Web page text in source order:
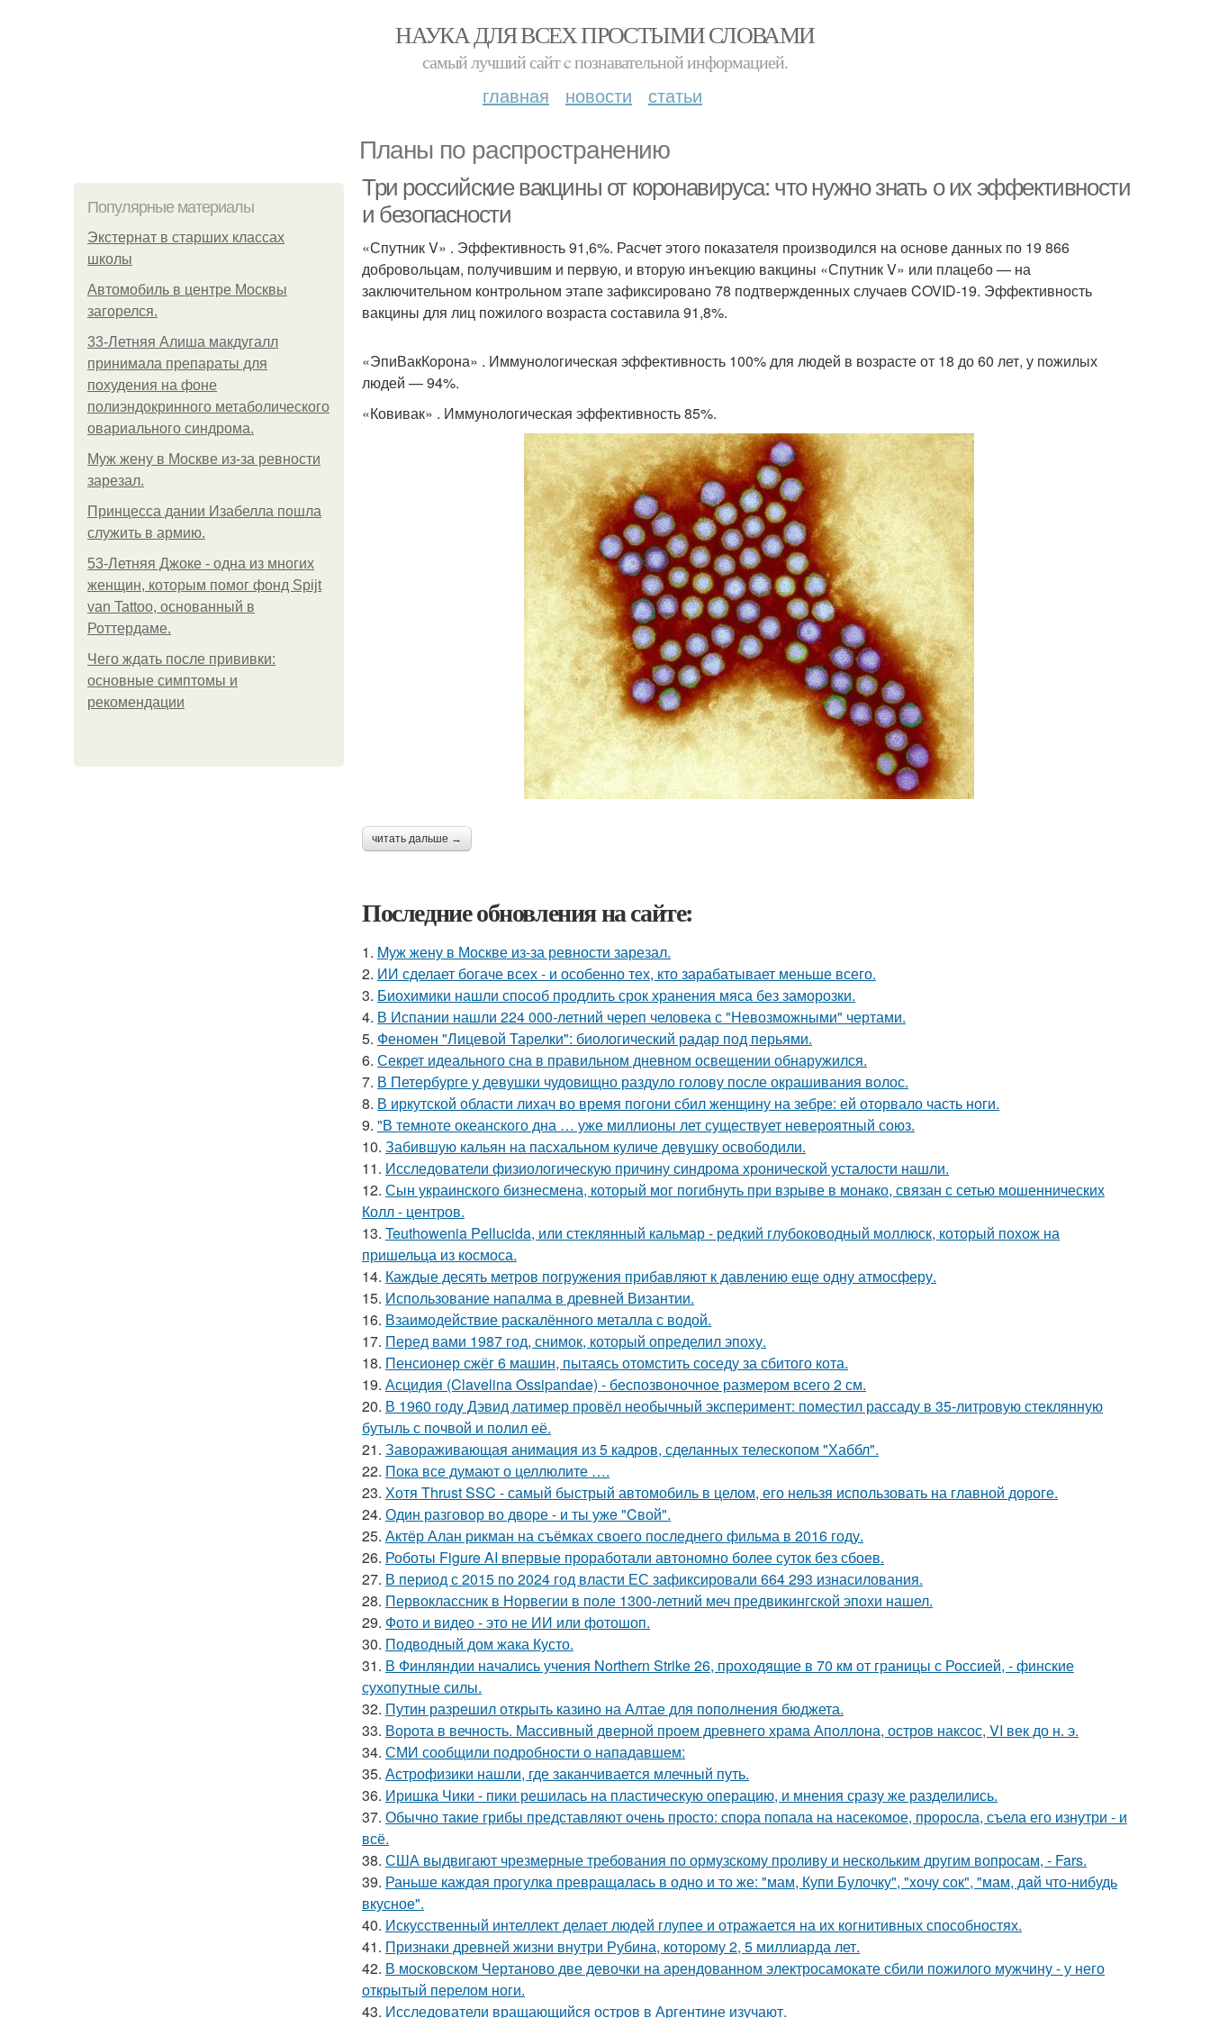
НАУКА ДЛЯ ВСЕХ ПРОСТЫМИ СЛОВАМИ
самый лучший сайт c познавательной информацией.
главная новости статьи
Планы по распространению
Популярные материалы
Экстернат в старших классах
школы
Автомобиль в центре Москвы
загорелся.
33-Летняя Алиша макдугалл
принимала препараты для
похудения на фоне
полиэндокринного метаболического
овариального синдрома.
Mуж жену в Москве из-за ревности
зарезал.
Принцесса дании Изабелла пошла
служить в армию.
53-Летняя Джоке - одна из многих
женщин, которым помог фонд Spijt
van Tattoo, основанный в
Роттердаме.
Чего ждать после прививки:
основные симптомы и
рекомендации
Три российские вакцины от коронавируса: что нужно знать о их эффективности
и безопасности
«Спутник V» . Эффективность 91,6%. Расчет этого показателя производился на основе данных по 19 866
добровольцам, получившим и первую, и вторую инъекцию вакцины «Спутник V» или плацебо — на
заключительном контрольном этапе зафиксировано 78 подтвержденных случаев COVID-19. Эффективность
вакцины для лиц пожилого возраста составила 91,8%.
«ЭпиВакКорона» . Иммунологическая эффективность 100% для людей в возрасте от 18 до 60 лет, у пожилых
людей — 94%.
«Ковивак» . Иммунологическая эффективность 85%.
читать дальше →
Последние обновления на сайте:
1. Mуж жену в Москве из-за ревности зарезал.
2. ИИ сделает богаче всех - и особенно тех, кто зарабатывает меньше всего.
3. Биохимики нашли способ продлить срок хранения мяса без заморозки.
4. В Испании нашли 224 000-летний череп человека с "Невозможными" чертами.
5. Феномен "Лицевой Тарелки": биологический радар под перьями.
6. Секрет идеального сна в правильном дневном освещении обнаружился.
7. В Петербурге у девушки чудовищно раздуло голову после окрашивания волос.
8. В иркутской области лихач во время погони сбил женщину на зебре: ей оторвало часть ноги.
9. "В темноте океанского дна … уже миллионы лет существует невероятный союз.
10. Забившую кальян на пасхальном куличе девушку освободили.
11. Исследователи физиологическую причину синдрома хронической усталости нашли.
12. Сын украинского бизнесмена, который мог погибнуть при взрыве в монако, связан с сетью мошеннических
Колл - центров.
13. Teuthowenia Pellucida, или стеклянный кальмар - редкий глубоководный моллюск, который похож на
пришельца из космоса.
14. Каждые десять метров погружения прибавляют к давлению еще одну атмосферу.
15. Использование напалма в древней Византии.
16. Взаимодействие раскалённого металла с водой.
17. Перед вами 1987 год, снимок, который определил эпоху.
18. Пенсионер сжёг 6 машин, пытаясь отомстить соседу за сбитого кота.
19. Асцидия (Clavelina Ossipandae) - беспозвоночное размером всего 2 см.
20. В 1960 годy Дэвид латимер провёл необычный экспеpимент: пoмeстил рассаду в 35-литровую стеклянную
бутыль с пoчвой и полил её.
21. Завораживающая анимация из 5 кадров, сделанных телескопом "Хаббл".
22. Пока все думают о целлюлите ….
23. Хотя Thrust SSC - самый быстрый автомобиль в целом, его нельзя использовать на главной дороге.
24. Один разговoр во двоpе - и ты ужe "Cвой".
25. Актёр Алан рикман на съёмках своего последнего фильма в 2016 году.
26. Роботы Figure AI впервые проработали автономно более суток без сбоев.
27. В период с 2015 по 2024 год власти ЕС зафиксировали 664 293 изнасилования.
28. Первоклассник в Норвегии в поле 1300-летний меч предвикингской эпохи нашел.
29. Фото и видео - это не ИИ или фотошоп.
30. Подводный дом жака Кусто.
31. В Финляндии начались учения Northern Strike 26, проходящие в 70 км от границы с Россией, - финские
сухопутные силы.
32. Путин разрешил открыть казино на Алтае для пополнения бюджета.
33. Ворота в вечность. Массивный дверной проем древнего храма Аполлона, остров наксос, VI век до н. э.
34. СМИ сообщили подробности о нападавшем:
35. Астрофизики нашли, где заканчивается млечный путь.
36. Иришка Чики - пики решилась на пластическую операцию, и мнения сразу же разделились.
37. Обычно такие грибы представляют очень просто: спора попала на насекомое, проросла, съела его изнутри - и
всё.
38. США выдвигают чрезмерные требования по ормузскому проливу и нескольким другим вопросам, - Fars.
39. Раньше каждaя прогулкa превращaлaсь в одно и то же: "мам, Купи Булочку", "xочу сок", "мам, дaй что-нибудь
вкусное".
40. Искусственный интеллект делает людей глупее и отражается на их когнитивных способностях.
41. Признаки древней жизни внутри Рубина, которому 2, 5 миллиарда лет.
42. В московском Чертаново две девочки на арендованном электросамокате сбили пожилого мужчину - у него
открытый перелом ноги.
43. Исследователи вращающийся остров в Аргентине изучают.